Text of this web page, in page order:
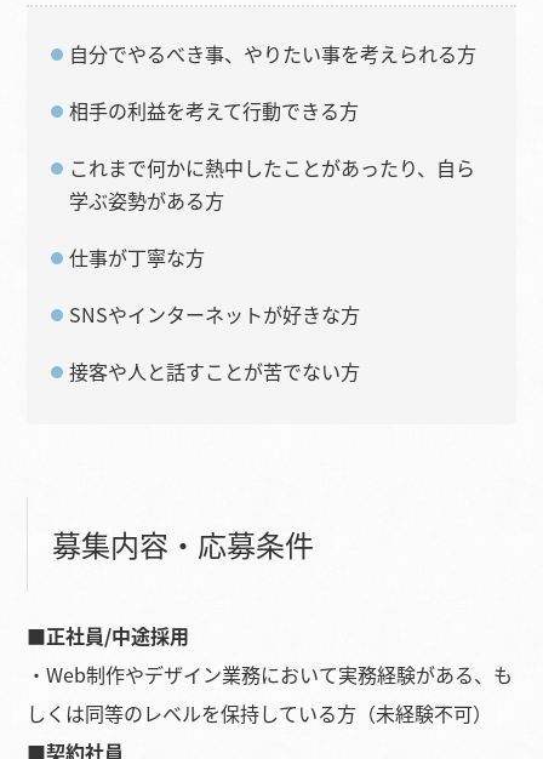
自分でやるべき事、やりたい事を考えられる方
相手の利益を考えて行動できる方
これまで何かに熱中したことがあったり、自ら
学ぶ姿勢がある方
仕事が丁寧な方
SNSやインターネットが好きな方
接客や人と話すことが苦でない方
募集内容・応募条件
■正社員/中途採用
・Web制作やデザイン業務において実務経験がある、も
しくは同等のレベルを保持している方（未経験不可）
■契約社員